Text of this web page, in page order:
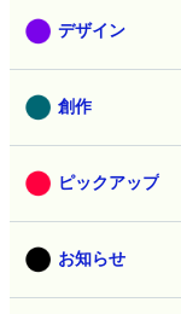
デザイン
創作
ピックアップ
お知らせ